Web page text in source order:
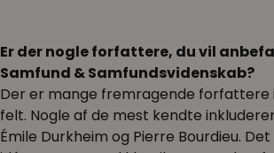
Er der nogle forfattere, du vil
Samfund & Samfundsvidenskab?
Der er mange fremragende forfattere
felt. Nogle af de mest kendte
Émile Durkheim og Pierre Bourdieu.